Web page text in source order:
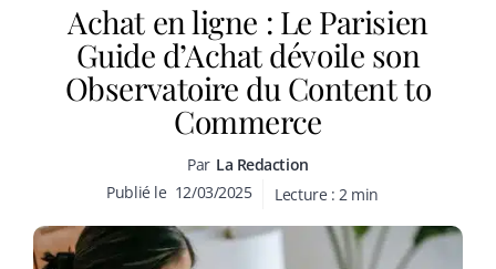
Achat en ligne : Le Parisien
Guide d’Achat dévoile son
Observatoire du Content to
Commerce
Par La Redaction
Publié le 12/03/2025 Lecture : 2 min